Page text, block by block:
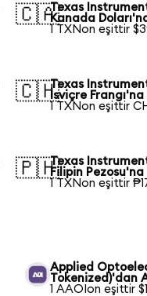
🇨🇦Texas
Kanada
1 TXNon eşittir
🇨🇭Texas
İsviçre Frangı'na
1 TXNon eşittir
🇵🇭Texas
Filipin Pezosu'na
1 TXNon eşittir
Applied
Tokenized)'dan
1 AAOIon eşittir